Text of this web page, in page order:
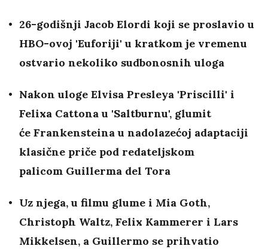
26-godišnji Jacob Elordi koji se proslavio u
HBO-ovoj 'Euforiji' u kratkom je vremenu
ostvario nekoliko sudbonosnih uloga
Nakon uloge Elvisa Presleya 'Priscilli' i
Felixa Cattona u 'Saltburnu', glumit
će Frankensteina u nadolazećoj adaptaciji
klasične priče pod redateljskom
palicom Guillerma del Tora
Uz njega, u filmu glume i Mia Goth,
Christoph Waltz, Felix Kammerer i Lars
Mikkelsen, a Guillermo se prihvatio